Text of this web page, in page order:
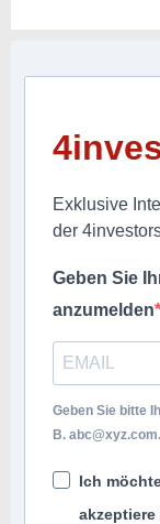
Exklusive
der
Geben Sie
anzumelden
Geben Sie bitte
B. abc@xyz.com.
Ich